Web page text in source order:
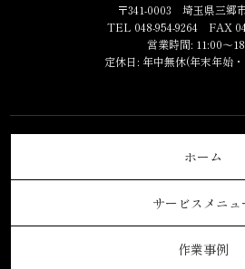
〒341-0003 埼玉県三郷
TEL 048-954-9264 FAX
営業時間: 11:00～
定休日: 年中無休(年末年始
ホーム
サービスメニュ
作業事例